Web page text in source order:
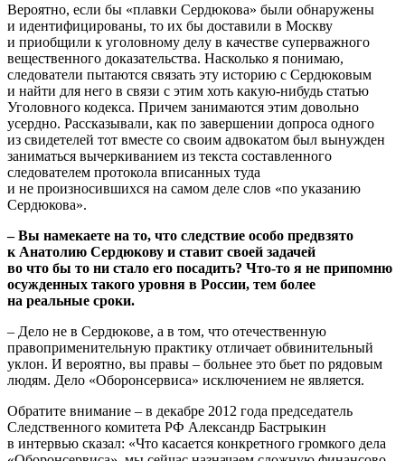
Вероятно, если бы «плавки Сердюкова» были обнаружены
и идентифицированы, то их бы доставили в Москву
и приобщили к уголовному делу в качестве суперважного
вещественного доказательства. Насколько я понимаю,
следователи пытаются связать эту историю с Сердюковым
и найти для него в связи с этим хоть какую-нибудь статью
Уголовного кодекса. Причем занимаются этим довольно
усердно. Рассказывали, как по завершении допроса одного
из свидетелей тот вместе co своим адвокатом был вынужден
заниматься вычеркиванием из текста составленного
следователем протокола вписанных туда
и не произносившихся на самом деле слов «по указанию
Сердюкова».
– Вы намекаете на то, что следствие особо предвзято
к Анатолию Сердюкову и ставит своей задачей
во что бы то ни стало его посадить? Что-то я не припомню
осужденных такого уровня в России, тем более
на реальные сроки.
– Дело не в Сердюкове, а в том, что отечественную
правоприменительную практику отличает обвинительный
уклон. И вероятно, вы правы – больнее это бьет по рядовым
людям. Дело «Оборонсервиса» исключением не является.
Обратите внимание – в декабре 2012 года председатель
Следственного комитета РФ Александр Бастрыкин
в интервью сказал: «Что касается конкретного громкого дела